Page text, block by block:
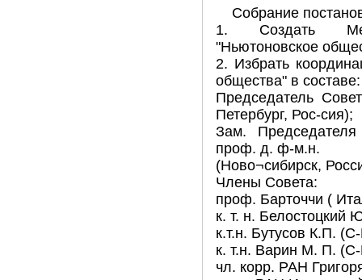
Собрание
1. Создать
"Ньютоновское
2. Избрать
общества" в составе:
Председатель
Петербург, Рос-сия);
Зам.
проф. д. ф-м.н.
(Ново¬сибирск,
Члены Совета:
проф. Барточчи (
к. т. н. Белостоцкий
к.т.н. Бутусов К.П.
к. т.н. Варин М. П. (С-
чл. корр. РАН